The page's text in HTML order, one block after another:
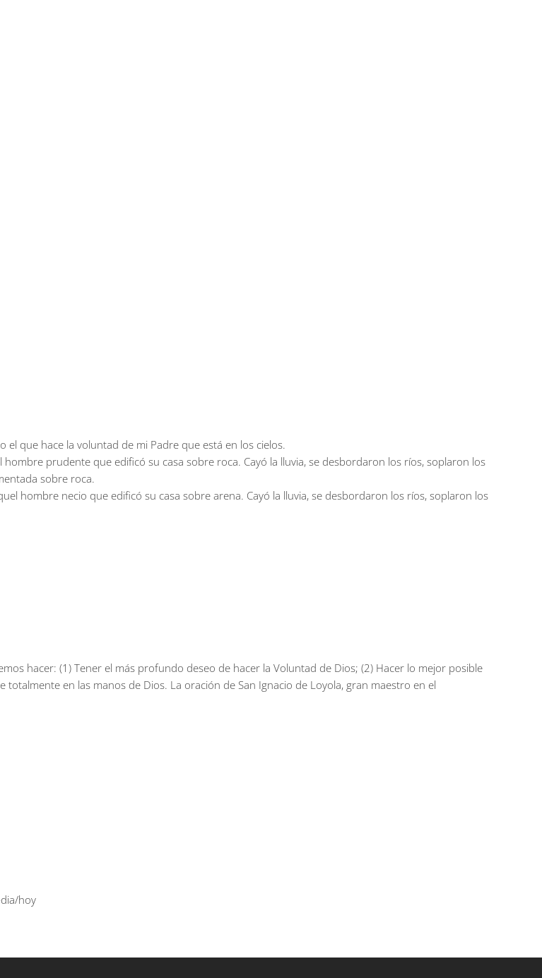
el que hace la voluntad de mi Padre que está en los cielos.
prudente que edificó su casa sobre roca. Cayó la lluvia, se desbordaron los ríos, soplaron los
sobre roca.
hombre necio que edificó su casa sobre arena. Cayó la lluvia, se desbordaron los ríos, soplaron los
hacer: (1) Tener el más profundo deseo de hacer la Voluntad de Dios; (2) Hacer lo mejor posible
en las manos de Dios. La oración de San Ignacio de Loyola, gran maestro en el
hoy